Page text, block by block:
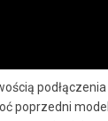
poprzedni